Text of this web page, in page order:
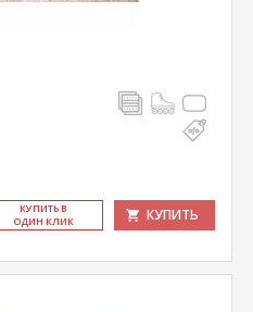
КУ­ПИТЬ В
ОДИН КЛИК
КУПИТЬ